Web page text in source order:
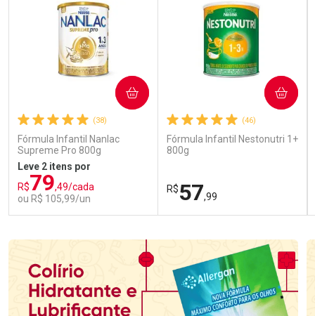
(38)
Fórmula Infantil Nanlac
Supreme Pro 800g
Leve 2 itens por
R$79,49/cada
ou R$ 105,99/un
COMPRAR
(46)
Fórmula Infantil Nestonutri 1+
800g
R$57,99
COMPRAR
Laboratório
Por Menos